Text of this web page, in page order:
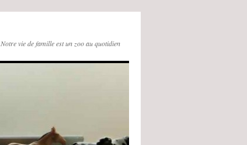
Notre vie de famille est un zoo au quotidien